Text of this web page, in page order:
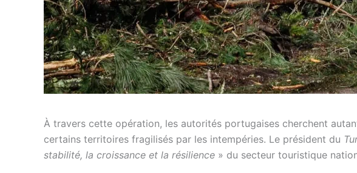
À travers cette opération, les autorités portugaises cherchent
certains territoires fragilisés par les intempéries. Le président du
stabilité, la croissance et la résilience » du secteur touristique